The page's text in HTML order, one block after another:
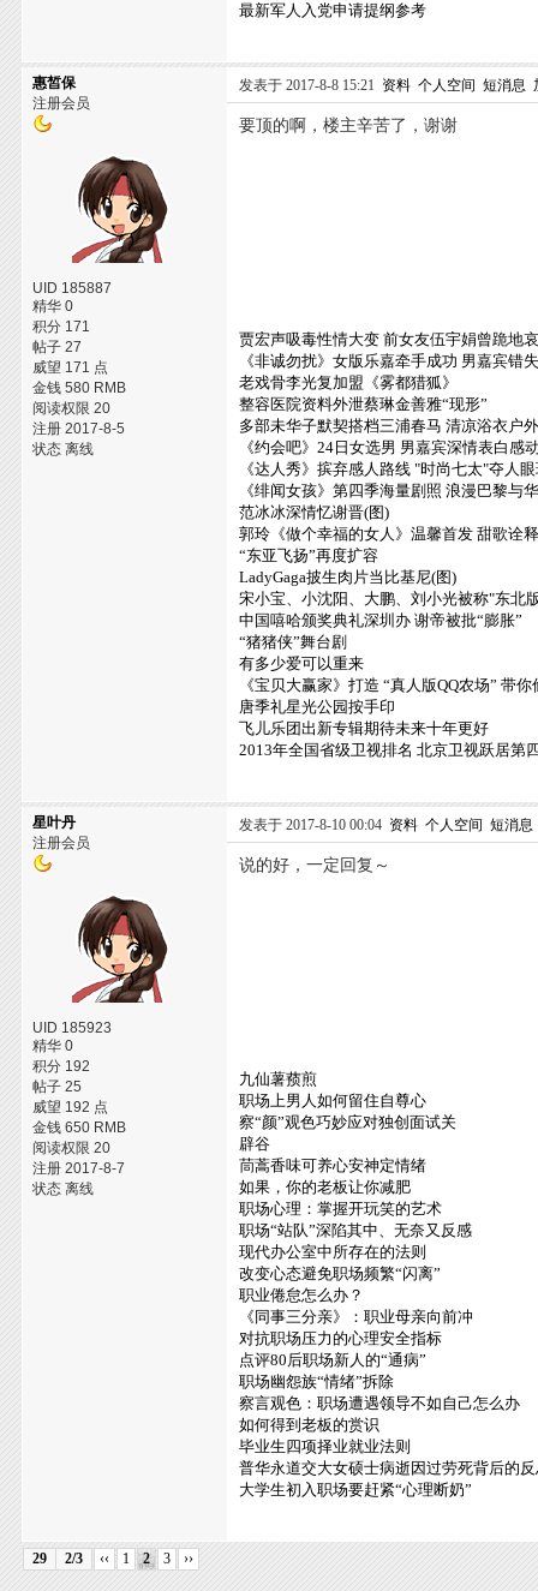
最新军人入党申请提纲参考
惠皙保
注册会员
UID 185887
精华 0
积分 171
帖子 27
威望 171 点
金钱 580 RMB
阅读权限 20
注册 2017-8-5
状态 离线
发表于 2017-8-8 15:21 资料 个人空间 短消息
要顶的啊，楼主辛苦了，谢谢
贾宏声吸毒性情大变 前女友伍宇娟曾跪地
《非诚勿扰》女版乐嘉牵手成功 男嘉宾错
老戏骨李光复加盟《雾都猎狐》
整容医院资料外泄蔡琳金善雅“现形”
多部未华子默契搭档三浦春马 清凉浴衣户
《约会吧》24日女选男 男嘉宾深情表白感
《达人秀》摈弃感人路线 "时尚七太"夺人
《绯闻女孩》第四季海量剧照 浪漫巴黎与
范冰冰深情忆谢晋(图)
郭玲《做个幸福的女人》温馨首发 甜歌诠
“东亚飞扬”再度扩容
LadyGaga披生肉片当比基尼(图)
宋小宝、小沈阳、大鹏、刘小光被称"东北
中国嘻哈颁奖典礼深圳办 谢帝被批“膨胀”
“猪猪侠”舞台剧
有多少爱可以重来
《宝贝大赢家》打造 “真人版QQ农场” 带
唐季礼星光公园按手印
飞儿乐团出新专辑期待未来十年更好
2013年全国省级卫视排名 北京卫视跃居第
星叶丹
注册会员
UID 185923
精华 0
积分 192
帖子 25
威望 192 点
金钱 650 RMB
阅读权限 20
注册 2017-8-7
状态 离线
发表于 2017-8-10 00:04 资料 个人空间 短消息
说的好，一定回复～
九仙薯蓣煎
职场上男人如何留住自尊心
察“颜”观色巧妙应对独创面试关
辟谷
茼蒿香味可养心安神定情绪
如果，你的老板让你减肥
职场心理：掌握开玩笑的艺术
职场“站队”深陷其中、无奈又反感
现代办公室中所存在的法则
改变心态避免职场频繁“闪离”
职业倦怠怎么办？
《同事三分亲》：职业母亲向前冲
对抗职场压力的心理安全指标
点评80后职场新人的“通病”
职场幽怨族“情绪”拆除
察言观色：职场遭遇领导不如自己怎么办
如何得到老板的赏识
毕业生四项择业就业法则
普华永道交大女硕士病逝因过劳死背后的
大学生初入职场要赶紧“心理断奶”
29 2/3 ‹‹ 1 2 3 ››